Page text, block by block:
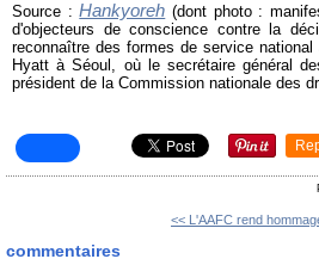
Source :Hankyoreh (dont photo :
d'objecteurs de conscience contre la
reconnaître des formes de service
Hyatt à Séoul, où le secrétaire général
président de la Commission nationale des
<< L'AAFC rend
commentaires